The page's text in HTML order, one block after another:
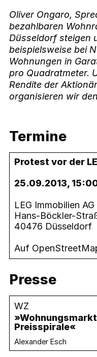
Oliver Ongaro,
bezahlbaren
Düsseldorf steigen
beispielsweise bei
Wohnungen in
pro Quadratmeter.
Rendite der
organisieren wir
Termine
Protest vor der
25.09.2013,
LEG Immobilien AG
Hans-Böckler-
40476 Düsseldorf
Auf
Presse
WZ
Preisspirale«
Alexander Esch